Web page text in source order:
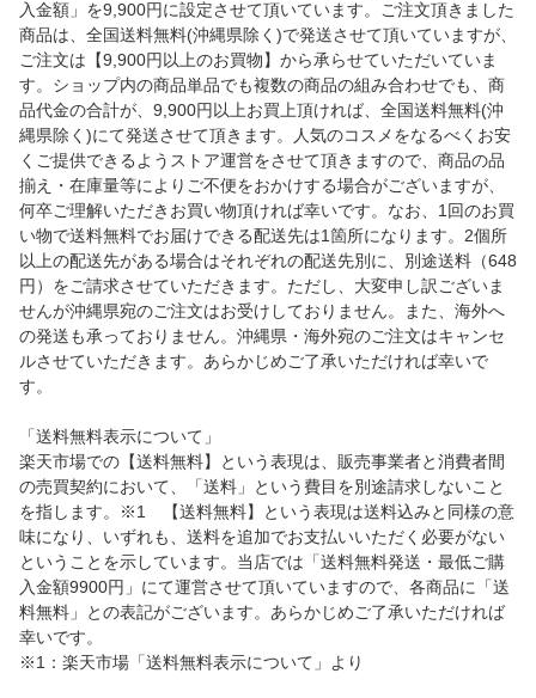
入金額」を9,900円に設定させて頂いています。ご注文頂きました
商品は、全国送料無料(沖縄県除く)で発送させて頂いていますが、
ご注文は【9,900円以上のお買物】から承らせていただいていま
す。ショップ内の商品単品でも複数の商品の組み合わせでも、商
品代金の合計が、9,900円以上お買上頂ければ、全国送料無料(沖
縄県除く)にて発送させて頂きます。人気のコスメをなるべくお安
くご提供できるようストア運営をさせて頂きますので、商品の品
揃え・在庫量等によりご不便をおかけする場合がございますが、
何卒ご理解いただきお買い物頂ければ幸いです。なお、1回のお買
い物で送料無料でお届けできる配送先は1箇所になります。2個所
以上の配送先がある場合はそれぞれの配送先別に、別途送料（648
円）をご請求させていただきます。ただし、大変申し訳ございま
せんが沖縄県宛のご注文はお受けしておりません。また、海外へ
の発送も承っておりません。沖縄県・海外宛のご注文はキャンセ
ルさせていただきます。あらかじめご了承いただければ幸いで
す。
「送料無料表示について」
楽天市場での【送料無料】という表現は、販売事業者と消費者間
の売買契約において、「送料」という費目を別途請求しないこと
を指します。※1 【送料無料】という表現は送料込みと同様の意
味になり、いずれも、送料を追加でお支払いいただく必要がない
ということを示しています。当店では「送料無料発送・最低ご購
入金額9900円」にて運営させて頂いていますので、各商品に「送
料無料」との表記がございます。あらかじめご了承いただければ
幸いです。
※1：楽天市場「送料無料表示について」より